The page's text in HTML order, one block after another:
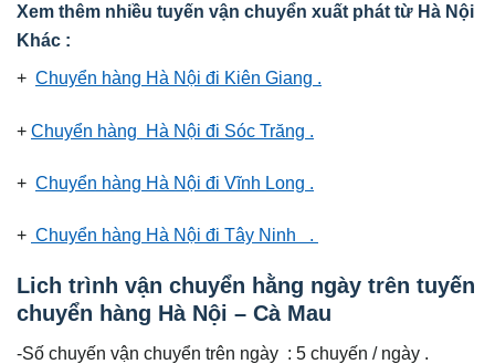
Xem thêm nhiều tuyến vận chuyển xuất phát từ Hà Nội
Khác :
+ Chuyển hàng Hà Nội đi Kiên Giang .
+ Chuyển hàng Hà Nội đi Sóc Trăng .
+ Chuyển hàng Hà Nội đi Vĩnh Long .
+ Chuyển hàng Hà Nội đi Tây Ninh .
Lich trình vận chuyển hằng ngày trên tuyến
chuyển hàng Hà Nội – Cà Mau
-Số chuyến vận chuyển trên ngày : 5 chuyến / ngày .